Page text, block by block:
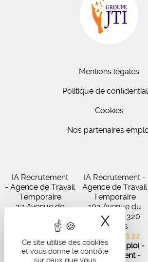
Ce site utilise des cookies
et vous donne le contrôle
sur ceux que vous
X
Mentions légales
Politique de
Cookies
Nos partenaires
IA Recrutement
- Agence de Travail
Temporaire
27 Avenue de
Artigues-près-
05 56 67 48 57
Offres d'emploi -
IA Recrutement -
Agence de Travail
Temporaire
102 Avenue du
Médoc, 33320
Eysines
05 56 45 21 22
Offres d'emploi -
Recrutement -